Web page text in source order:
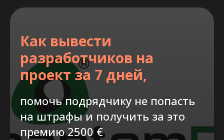
Как вывести
разработчиков на
проект за 7 дней,
помочь подрядчику не попасть
на штрафы и получить за это
премию 2500 €